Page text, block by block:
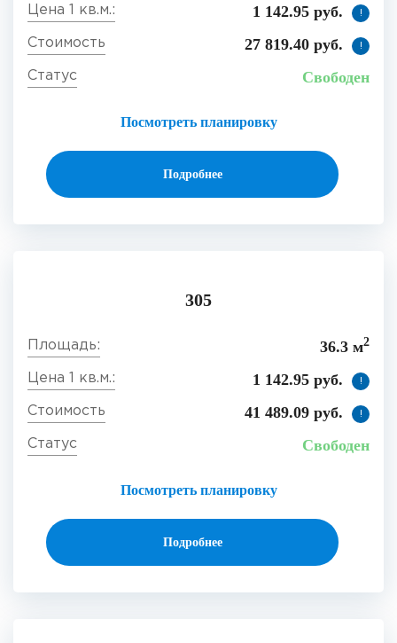
1 142.95 руб. !
27 819.40 руб. !
Посмотреть планировку
Свободен
Подробнее
305
36.3 м2
1 142.95 руб. !
41 489.09 руб. !
Посмотреть планировку
Свободен
Подробнее